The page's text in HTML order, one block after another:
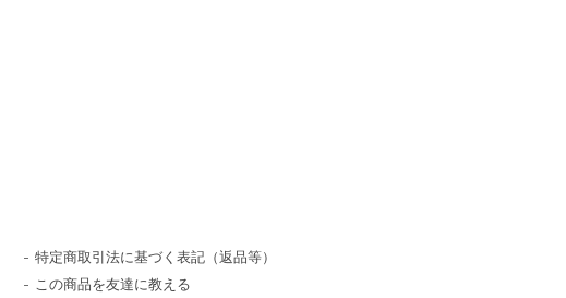
特定商取引法に基づく表記（返品等）
この商品を友達に教える